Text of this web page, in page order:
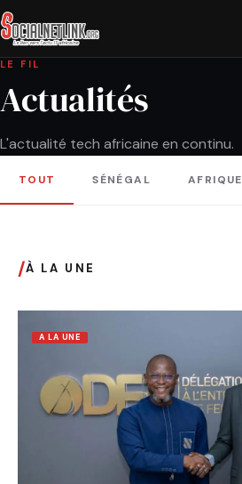
LE FIL
Actualités
L'actualité tech africaine en continu.
TOUT SÉNÉGAL AFRIQUE
/À LA UNE
A LA UNE